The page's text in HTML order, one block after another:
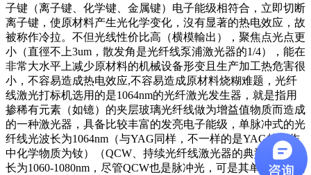
子键（离子键、化学键、金属键）电子能级相符合，立即切断
离子键，使原材料产生光化学变化，沒有显著的热电效应，故
被称作冷拉。不但光线性价比高（横模輸出），聚焦点光点更
小（直徑不上3um，散发角是光纤线泵浦激光器的1/4），能在
非常大水平上减少原材料的机械设备形变且生产加工热危害很
小，不容易造成热电效应,不容易造成原材料烧糊难题，光纤
线激光打标机选用的是1064nm的光纤激光发生器，就是指用
掺稀有元素（如镱）的夹层玻璃光纤线做为增益值物质而造成
的一种激光器，具备比较丰富的发亮电子能级，单脉冲式的光
纤线光波长为1064nm（与YAG同样，不一样的是YAG的工作
中化学物质为钕）（QCW、持续光纤线激光器的典型性光波
长为1060-1080nm，尽管QCW也是脉冲光，可是其单脉冲造成